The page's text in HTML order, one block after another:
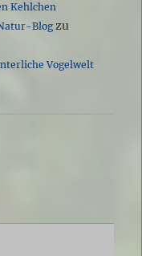
Kehlchen
Blogzu
Vogelwelt